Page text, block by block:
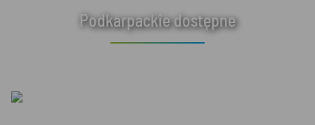
Podkarpackie dostępne